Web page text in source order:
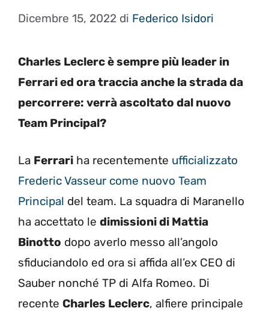
Dicembre 15, 2022 di Federico Isidori
Charles Leclerc è sempre più leader in
Ferrari ed ora traccia anche la strada da
percorrere: verrà ascoltato dal nuovo
Team Principal?
La Ferrari ha recentemente ufficializzato
Frederic Vasseur come nuovo Team
Principal del team. La squadra di Maranello
ha accettato le dimissioni di Mattia
Binotto dopo averlo messo all’angolo
sfiduciandolo ed ora si affida all’ex CEO di
Sauber nonché TP di Alfa Romeo. Di
recente Charles Leclerc, alfiere principale